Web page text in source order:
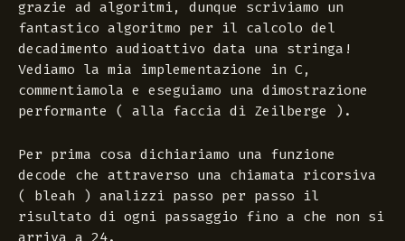
grazie ad algoritmi, dunque scriviamo un
fantastico algoritmo per il calcolo del
decadimento audioattivo data una stringa!
Vediamo la mia implementazione in C,
commentiamola e eseguiamo una dimostrazione
performante ( alla faccia di Zeilberge ).
Per prima cosa dichiariamo una funzione
decode che attraverso una chiamata ricorsiva
( bleah ) analizzi passo per passo il
risultato di ogni passaggio fino a che non si
arriva a 24.